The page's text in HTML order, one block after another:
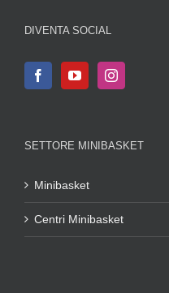
DIVENTA SOCIAL
SETTORE MINIBASKET
Minibasket
Centri Minibasket